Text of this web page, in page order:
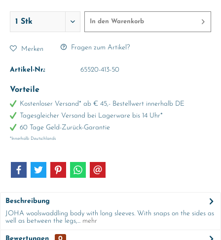
In den Warenkorb
Merken Fragen zum Artikel?
Artikel-Nr.: 65520-413-50
Vorteile
Kostenloser Versand* ab € 45,- Bestellwert innerhalb DE
Tagesgleicher Versand bei Lagerware bis 14 Uhr*
60 Tage Geld-Zurück-Garantie
*Innerhalb Deutschlands
Beschreibung
JOHA woolswaddling body with long sleeves. With snaps on the sides as
well as between the legs,... mehr